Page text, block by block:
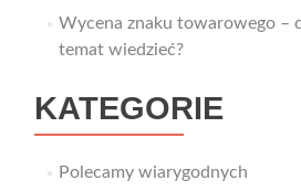
Wycena znaku towarowego –
temat wiedzieć?
KATEGORIE
Polecamy wiarygodnych